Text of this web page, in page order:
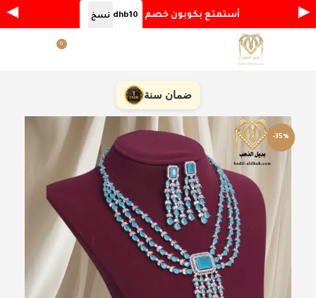
0
ضمان سنة
-35%
◀ أستمتع بكوبون خصم dhb10 نسخ ▶